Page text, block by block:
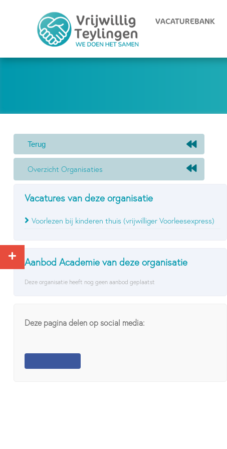
VACATUREBANK
Overzicht Organisaties
Vacatures van deze organisatie
Voorlezen bij kinderen thuis (vrijwilliger Voorleesexpress)
Aanbod Academie van deze organisatie
Deze organisatie heeft nog geen aanbod geplaatst
Deze pagina delen op social media: